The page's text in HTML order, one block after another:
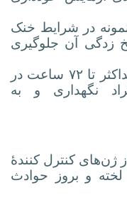
در شرایط خنک
زدگی آن جلوگیری
خون کامل را می توان حداکثر تا ۷۲ ساعت در
نگهداری و به
کنترل کنندۀ
و بروز حوادث